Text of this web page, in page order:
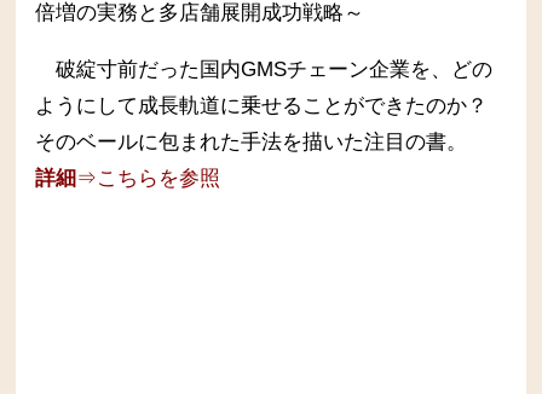
倍増の実務と多店舗展開成功戦略～
破綻寸前だった国内GMSチェーン企業を、どの
ようにして成長軌道に乗せることができたのか？
そのベールに包まれた手法を描いた注目の書。
詳細 ⇒こちらを参照